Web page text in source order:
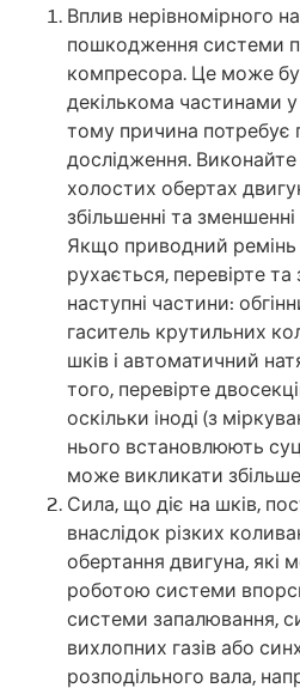
Вплив нерівномірного
пошкодження системи
компресора. Це може
декількома частинами
тому причина потребує
дослідження. Виконайте
холостих обертах
збільшенні та
Якщо приводний ремінь
рухається, перевірте та
наступні частини:
гаситель крутильних
шків і автоматичний
того, перевірте
оскільки іноді (з
нього встановлюють
може викликати
Сила, що діє на шків,
внаслідок різких
обертання двигуна, які
роботою системи
системи запалювання,
вихлопних газів або
розподільного вала,